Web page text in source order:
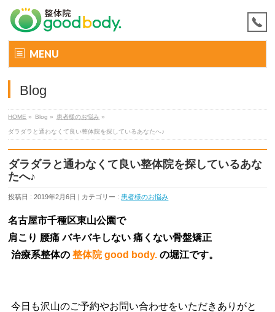
MENU
Blog
HOME » Blog » 患者様のお悩み »
ダラダラと通わなくて良い整体院を探しているあなたへ♪
ダラダラと通わなくて良い整体院を探しているあな
たへ♪
投稿日 : 2019年2月6日 | カテゴリー : 患者様のお悩み
名古屋市千種区東山公園で
肩こり 腰痛 バキバキしない痛くない骨盤矯正
治療系整体の 整体院 good body. の堀江です。
今日も沢山のご予約やお問い合わせをいただきありがと